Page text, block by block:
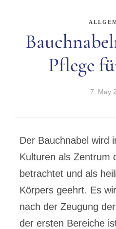
Pflege
7. May
Der Bauchnabel wird
Kulturen als Zentrum
betrachtet und als
Körpers geehrt. Es
nach der Zeugung
der ersten Bereiche